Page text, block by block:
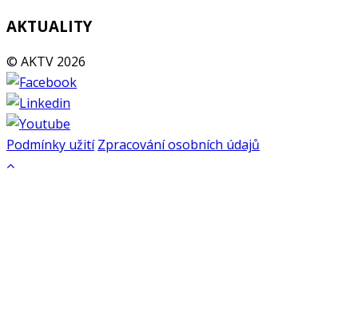
AKTUALITY
© AKTV 2026
Podmínky užití Zpracování osobních údajů